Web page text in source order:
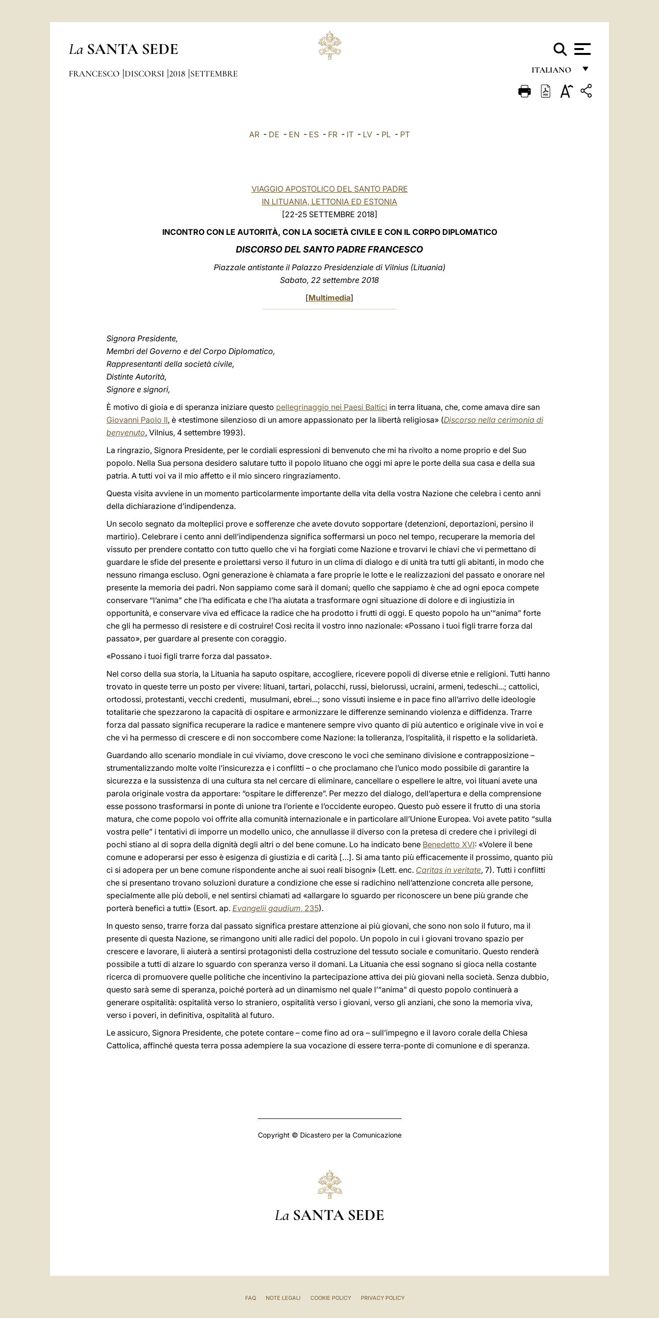
La SANTA SEDE
ITALIANO
FRANÇAIS
FRANCESCO DISCORSI 2018 SETTEMBRE
AR - DE - EN - ES - FR - IT - LV - PL - PT
VIAGGIO APOSTOLICO DEL SANTO PADRE
IN LITUANIA, LETTONIA ED ESTONIA
[22-25 SETTEMBRE 2018]
INCONTRO CON LE AUTORITÀ, CON LA SOCIETÀ CIVILE E CON IL CORPO DIPLOMATICO
DISCORSO DEL SANTO PADRE FRANCESCO
Piazzale antistante il Palazzo Presidenziale di Vilnius (Lituania)
Sabato, 22 settembre 2018
[Multimedia]
Signora Presidente,
Membri del Governo e del Corpo Diplomatico,
Rappresentanti della società civile,
Distinte Autorità,
Signore e signori,
È motivo di gioia e di speranza iniziare questo pellegrinaggio nei Paesi Baltici in terra lituana, che, come amava dire san
Giovanni Paolo II, è «testimone silenzioso di un amore appassionato per la libertà religiosa» (Discorso nella cerimonia di
benvenuto, Vilnius, 4 settembre 1993).
La ringrazio, Signora Presidente, per le cordiali espressioni di benvenuto che mi ha rivolto a nome proprio e del Suo
popolo. Nella Sua persona desidero salutare tutto il popolo lituano che oggi mi apre le porte della sua casa e della sua
patria. A tutti voi va il mio affetto e il mio sincero ringraziamento.
Questa visita avviene in un momento particolarmente importante della vita della vostra Nazione che celebra i cento anni
della dichiarazione d’indipendenza.
Un secolo segnato da molteplici prove e sofferenze che avete dovuto sopportare (detenzioni, deportazioni, persino il
martirio). Celebrare i cento anni dell’indipendenza significa soffermarsi un poco nel tempo, recuperare la memoria del
vissuto per prendere contatto con tutto quello che vi ha forgiati come Nazione e trovarvi le chiavi che vi permettano di
guardare le sfide del presente e proiettarsi verso il futuro in un clima di dialogo e di unità tra tutti gli abitanti, in modo che
nessuno rimanga escluso. Ogni generazione è chiamata a fare proprie le lotte e le realizzazioni del passato e onorare nel
presente la memoria dei padri. Non sappiamo come sarà il domani; quello che sappiamo è che ad ogni epoca compete
conservare “l’anima” che l’ha edificata e che l’ha aiutata a trasformare ogni situazione di dolore e di ingiustizia in
opportunità, e conservare viva ed efficace la radice che ha prodotto i frutti di oggi. E questo popolo ha un’“anima” forte
che gli ha permesso di resistere e di costruire! Così recita il vostro inno nazionale: «Possano i tuoi figli trarre forza dal
passato», per guardare al presente con coraggio.
«Possano i tuoi figli trarre forza dal passato».
Nel corso della sua storia, la Lituania ha saputo ospitare, accogliere, ricevere popoli di diverse etnie e religioni. Tutti hanno
trovato in queste terre un posto per vivere: lituani, tartari, polacchi, russi, bielorussi, ucraini, armeni, tedeschi...; cattolici,
ortodossi, protestanti, vecchi credenti, musulmani, ebrei...; sono vissuti insieme e in pace fino all’arrivo delle ideologie
totalitarie che spezzarono la capacità di ospitare e armonizzare le differenze seminando violenza e diffidenza. Trarre
forza dal passato significa recuperare la radice e mantenere sempre vivo quanto di più autentico e originale vive in voi e
che vi ha permesso di crescere e di non soccombere come Nazione: la tolleranza, l’ospitalità, il rispetto e la solidarietà.
Guardando allo scenario mondiale in cui viviamo, dove crescono le voci che seminano divisione e contrapposizione –
strumentalizzando molte volte l’insicurezza e i conflitti – o che proclamano che l’unico modo possibile di garantire la
sicurezza e la sussistenza di una cultura sta nel cercare di eliminare, cancellare o espellere le altre, voi lituani avete una
parola originale vostra da apportare: “ospitare le differenze”. Per mezzo del dialogo, dell’apertura e della comprensione
esse possono trasformarsi in ponte di unione tra l’oriente e l’occidente europeo. Questo può essere il frutto di una storia
matura, che come popolo voi offrite alla comunità internazionale e in particolare all’Unione Europea. Voi avete patito “sulla
vostra pelle” i tentativi di imporre un modello unico, che annullasse il diverso con la pretesa di credere che i privilegi di
pochi stiano al di sopra della dignità degli altri o del bene comune. Lo ha indicato bene Benedetto XVI: «Volere il bene
comune e adoperarsi per esso è esigenza di giustizia e di carità […]. Si ama tanto più efficacemente il prossimo, quanto più
ci si adopera per un bene comune rispondente anche ai suoi reali bisogni» (Lett. enc. Caritas in veritate, 7). Tutti i conflitti
che si presentano trovano soluzioni durature a condizione che esse si radichino nell’attenzione concreta alle persone,
specialmente alle più deboli, e nel sentirsi chiamati ad «allargare lo sguardo per riconoscere un bene più grande che
porterà benefici a tutti» (Esort. ap. Evangelii gaudium, 235).
In questo senso, trarre forza dal passato significa prestare attenzione ai più giovani, che sono non solo il futuro, ma il
presente di questa Nazione, se rimangono uniti alle radici del popolo. Un popolo in cui i giovani trovano spazio per
crescere e lavorare, li aiuterà a sentirsi protagonisti della costruzione del tessuto sociale e comunitario. Questo renderà
possibile a tutti di alzare lo sguardo con speranza verso il domani. La Lituania che essi sognano si gioca nella costante
ricerca di promuovere quelle politiche che incentivino la partecipazione attiva dei più giovani nella società. Senza dubbio,
questo sarà seme di speranza, poiché porterà ad un dinamismo nel quale l’“anima” di questo popolo continuerà a
generare ospitalità: ospitalità verso lo straniero, ospitalità verso i giovani, verso gli anziani, che sono la memoria viva,
verso i poveri, in definitiva, ospitalità al futuro.
Le assicuro, Signora Presidente, che potete contare – come fino ad ora – sull’impegno e il lavoro corale della Chiesa
Cattolica, affinché questa terra possa adempiere la sua vocazione di essere terra-ponte di comunione e di speranza.
Copyright © Dicastero per la Comunicazione
La SANTA SEDE
FAQ NOTE LEGALI COOKIE POLICY PRIVACY POLICY